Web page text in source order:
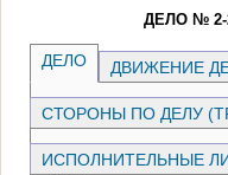
ДЕЛО № 2-
ДЕЛО ДВИЖЕНИЕ
СТОРОНЫ ПО ДЕЛУ
ИСПОЛНИТЕЛЬНЫЕ